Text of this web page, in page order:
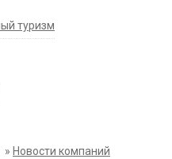
туризм
» Новости компаний